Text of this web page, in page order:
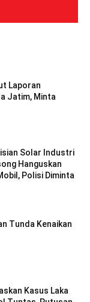
Laporan
Jatim, Minta
Solar Industri
Hanguskan
Polisi Diminta
Tunda Kenaikan
Kasus Laka